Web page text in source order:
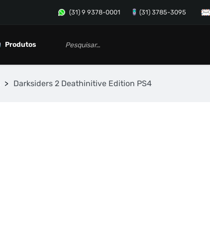
(31) 9 9378-0001 (31) 3785-3095
Produtos
> Darksiders 2 Deathinitive Edition PS4